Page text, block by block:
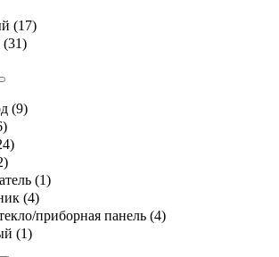
(17)
(9)
(1)
(4)
приборная панель (4)
(1)